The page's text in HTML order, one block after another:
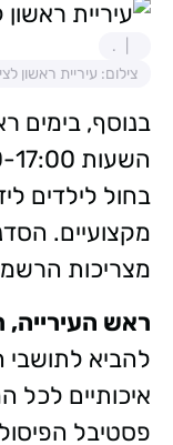
.
צילום: עיריית ראשון
מקצועיים.
מצריכות
ראש העירייה,
להביא לתושבי
איכותיים
פסטיבל